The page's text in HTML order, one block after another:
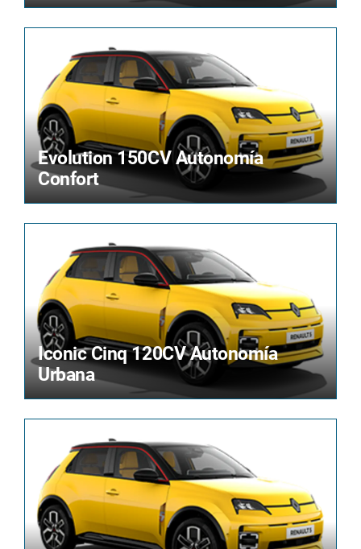
Evolution 150CV Autonomía
Confort
Iconic Cinq 120CV Autonomía
Urbana